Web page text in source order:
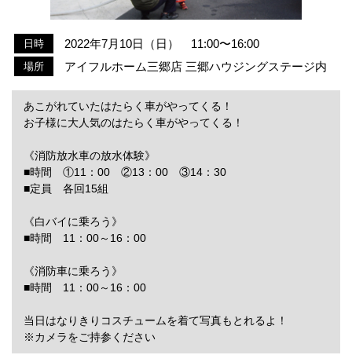
日時 2022年7月10日（日） 11:00〜16:00
場所 アイフルホーム三郷店 三郷ハウジングステージ内
あこがれていたはたらく車がやってくる！
お子様に大人気のはたらく車がやってくる！
《消防放水車の放水体験》
■時間 ①11：00 ②13：00 ③14：30
■定員 各回15組
《白バイに乗ろう》
■時間 11：00～16：00
《消防車に乗ろう》
■時間 11：00～16：00
当日はなりきりコスチュームを着て写真もとれるよ！
※カメラをご持参ください